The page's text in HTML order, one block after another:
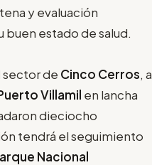
y evaluación
buen estado de salud.
sector de Cinco Cerros, a
Villamil en lancha
dieciocho
tendrá el seguimiento
Nacional